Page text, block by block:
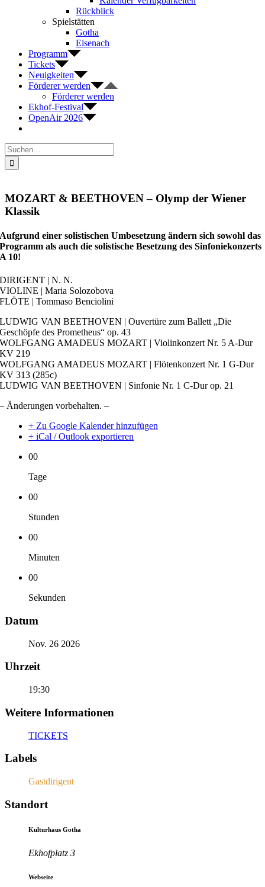
Rückblick
Spielstätten
Gotha
Eisenach
Programm
Tickets
Neuigkeiten
Förderer werden
Förderer werden
Ekhof-Festival
OpenAir 2026
Suche
nach:
MOZART & BEETHOVEN – Olymp der Wiener
Klassik
Aufgrund einer solistischen Umbesetzung ändern sich sowohl das
Programm als auch die solistische Besetzung des Sinfoniekonzerts
A 10!
DIRIGENT | N. N.
VIOLINE | Maria Solozobova
FLÖTE | Tommaso Benciolini
LUDWIG VAN BEETHOVEN | Ouvertüre zum Ballett „Die
Geschöpfe des Prometheus“ op. 43
WOLFGANG AMADEUS MOZART | Violinkonzert Nr. 5 A-Dur
KV 219
WOLFGANG AMADEUS MOZART | Flötenkonzert Nr. 1 G-Dur
KV 313 (285c)
LUDWIG VAN BEETHOVEN | Sinfonie Nr. 1 C-Dur op. 21
– Änderungen vorbehalten. –
+ Zu Google Kalender hinzufügen
+ iCal / Outlook exportieren
00
Tage
00
Stunden
00
Minuten
00
Sekunden
Datum
Nov. 26 2026
Uhrzeit
19:30
Weitere Informationen
TICKETS
Labels
Gastdirigent
Standort
Kulturhaus Gotha
Ekhofplatz 3
Webseite